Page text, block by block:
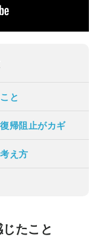
と
帰阻止がカギ
え方
たこと